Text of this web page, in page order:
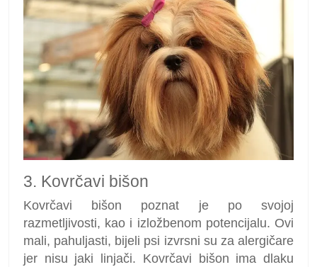
3. Kovrčavi bišon
Kovrčavi bišon poznat je po svojoj
razmetljivosti, kao i izložbenom potencijalu. Ovi
mali, pahuljasti, bijeli psi izvrsni su za alergičare
jer nisu jaki linjači. Kovrčavi bišon ima dlaku